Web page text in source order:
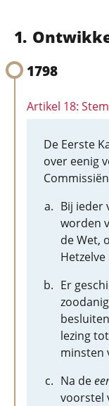
1798
Artikel 18:
De Eerste
over eenig
Bij ieder
worden
de Wet,
Er
lezing
minsten
Na de
voorstel